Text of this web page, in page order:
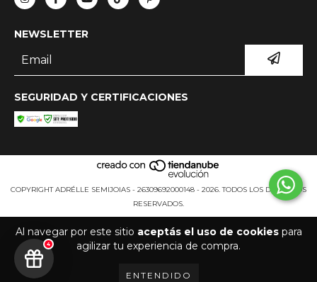
Al navegar por este sitio aceptás el uso de cookiespara
agilizar tu experiencia de compra.
ENTENDIDO
NEWSLETTER
SEGURIDAD Y CERTIFICACIONES
COPYRIGHT ADRÉLLE SEMIJOIAS - 26309692000148 - 2026. TODOS LOS DERECHOS
RESERVADOS.
4